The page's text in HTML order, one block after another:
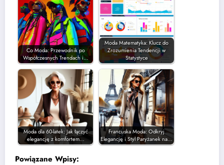
Co Moda: Przewodnik po
Współczesnych Trendach i…
Moda Matematyka: Klucz do
Zrozumienia Tendencji w
Statystyce
Moda dla 60-latek: Jak łączyć
elegancję z komfortem…
Francuska Moda: Odkryj
Elegancję i Styl Paryżanek na…
Powiązane Wpisy: